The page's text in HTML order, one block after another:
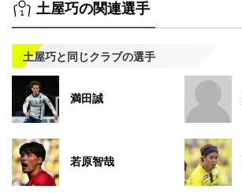
土屋巧の関連選手
土屋巧と同じクラブの選手
満田誠
若原智哉